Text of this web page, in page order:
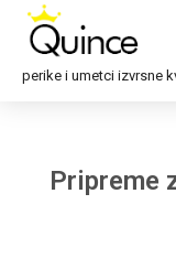
perike i umetci izvrsne
Pripreme